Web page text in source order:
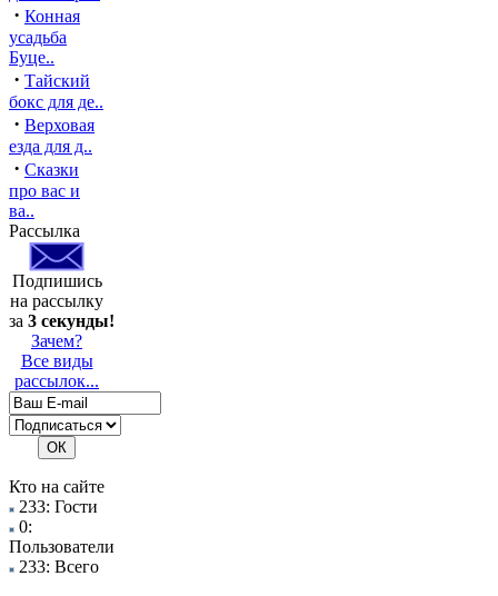
· Конная
усадьба
Буце..
· Тайский
бокс для де..
· Верховая
езда для д..
· Сказки
про вас и
ва..
Рассылка
Подпишись
на рассылку
за 3 секунды!
Зачем?
Все виды
рассылок...
Кто на сайте
233: Гости
0:
Пользователи
233: Всего